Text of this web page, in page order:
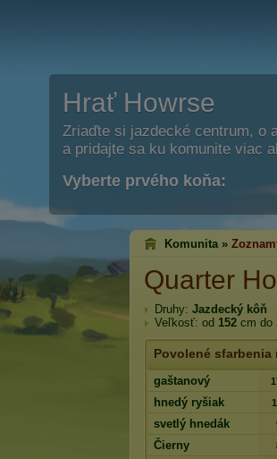
Hrať Howrse
Zriaďte si jazdecké centrum, o
a pridajte sa ku komunite viac
Vyberte prvého koňa:
Komunita »
Quarter
Druhy: Jazdecký kôň
Veľkosť: od 152 cm do
Povolené sfarbenia
gaštanový
hnedý ryšiak
svetlý hnedák
Čierny